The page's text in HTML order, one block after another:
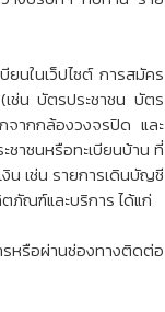
นในเว็ปไซต์ การสมัคร
ช่น บัตรประชาชน บัตร
ากกล้องวงจรปิด และ
าชนหรือทะเบียนบ้าน ที่
น เช่น รายการเดินบัญชี
ภัณฑ์และบริการ ได้แก่
หรือผ่านช่องทางติดต่อ